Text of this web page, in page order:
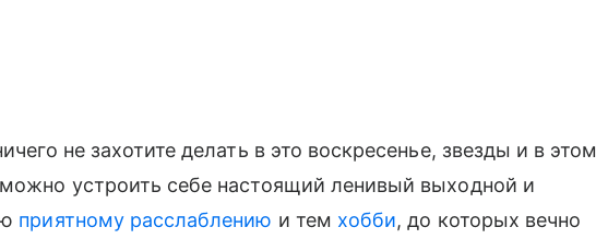
не захотите делать в это воскресенье, звезды и в этом
устроить себе настоящий ленивый выходной и
приятному расслаблению и тем хобби, до которых вечно